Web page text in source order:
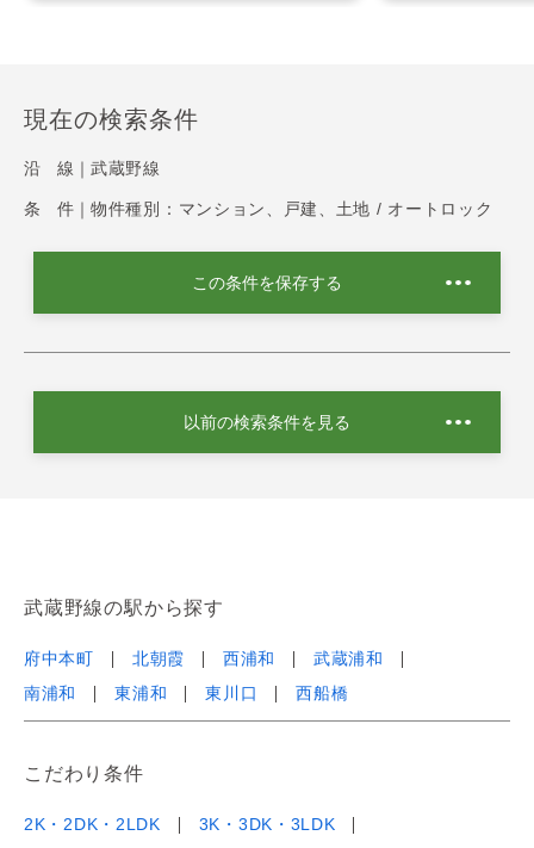
現在の検索条件
沿 線｜ 武蔵野線
条 件｜ 物件種別：マンション、戸建、土地 / オートロック
この条件を保存する
以前の検索条件を見る
武蔵野線の駅から探す
府中本町 北朝霞 西浦和
武蔵浦和
南浦和
東浦和 東川口 西船橋
こだわり条件
2K・2DK・2LDK
3K・3DK・3LDK